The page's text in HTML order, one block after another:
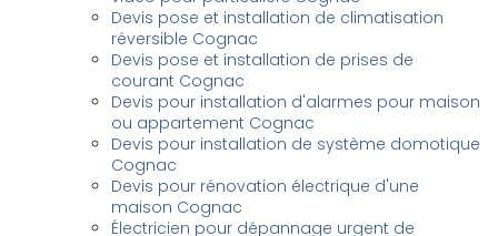
Devis pose et installation de climatisation
réversible Cognac
Devis pose et installation de prises de
courant Cognac
Devis pour installation d'alarmes pour maison
ou appartement Cognac
Devis pour installation de système domotique
Cognac
Devis pour rénovation électrique d'une
maison Cognac
Électricien pour dépannage urgent de